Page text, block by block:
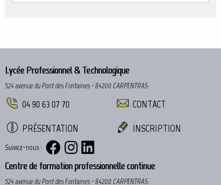
Lycée Professionnel & Technologique
524 avenue du Pont des Fontaines - 84200 CARPENTRAS
04 90 63 07 70 CONTACT
PRÉSENTATION INSCRIPTION
Suivez-nous :
Centre de formation professionnelle continue
524 avenue du Pont des Fontaines - 84200 CARPENTRAS